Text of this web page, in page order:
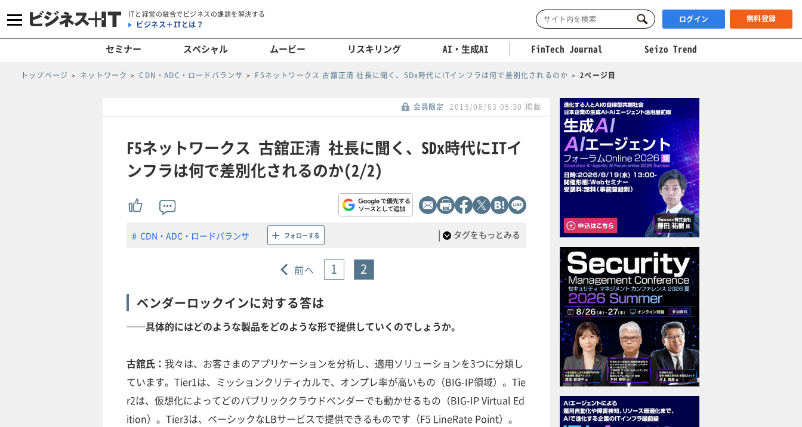
ITと経営の融合でビジネスの課題を解決する
ビジネス＋ITとは？ ログイン 無料登録
セミナー スペシャル ムービー リスキリング AI・生成AI FinTech Journal Seizo Trend
トップページ ネットワーク CDN・ADC・ロードバランサ F5ネットワークス 古舘正清 社長に聞く、SDx時代にITインフラは何で差別化されるのか 2ページ目
会員限定 2015/08/03 05:30 掲載
F5ネットワークス 古舘正清 社長に聞く、SDx時代にITイ
ンフラは何で差別化されるのか(2/2)
CDN・ADC・ロードバランサ フォローする | タグをもっとみる
前へ 1
2
ベンダーロックインに対する答は
──具体的にはどのような製品をどのような形で提供していくのでしょうか。
古舘氏： 我々は、お客さまのアプリケーションを分析し、適用ソリューションを3つに分類し
ています。Tier1は、ミッションクリティカルで、オンプレ率が高いもの（BIG-IP領域）。Tie
r2は、仮想化によってどのパブリッククラウドベンダーでも動かせるもの（BIG-IP Virtual Ed
ition）。Tier3は、ベーシックなLBサービスで提供できるものです（F5 LineRate Point）。